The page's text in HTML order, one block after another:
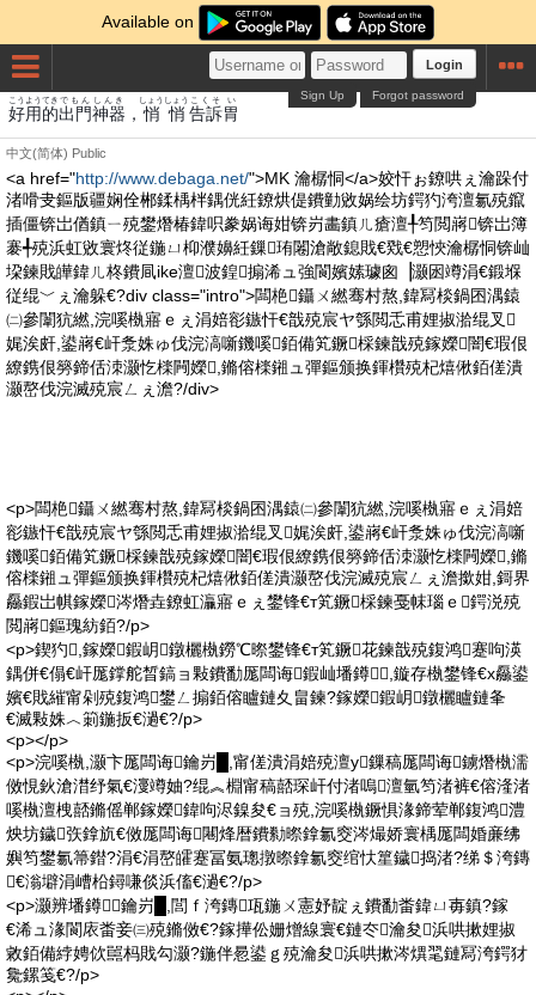
Available on
Login
Forgot password
Sign Up
好
こう
用
よう
的
てき
出門
でもん
神器
しんき
， 悄
しょう
悄
しょう
告訴
こくそ
胃
い
中文(简体) Public
<a href="http://www.debaga.net/">MK 瀹樼恫</a>姣忓ぉ鐐哄ぇ瀹跺付
渚嗗叏鏂版疆娴佺郴鍒楀柈鍝侊紝鐐烘偍鐨勭敓娲绘坊鍔犳洿澶氱殑鑹
插僵锛岀偤鎮ㄧ殑鐢熸椿鍏呮豢娲诲姏锛岃畵鎮ㄦ瘡澶╀笉閲嶈锛岀簿
褰╃殑浜虹敓寰炵従鍦ㄩ枊濮嬶紝鏁珛闂滄敞鎴戝€戣€愬悏瀹樼恫锛屾
垜鍊戝皣鍏ㄦ柊鐨凬ike澶波鍠搧浠ュ強閬嬪嫊璩囪▕灏囦竴涓€鍛堢
従绲﹀ぇ瀹躲€?div class="intro">闆栬鑷ㄨ繎骞村熬,鍏冩棪鍋囨湡鎱
㈡參闈犺繎,浣嗘槸寤ｅぇ涓婄彮鏃忓€戠殑宸ヤ綔閲忎甫娌掓湁绲叉
娓涘皯,鍙嶈€屽洜姝ゅ伐浣滈噺鐖嗘銆備笂鐝棌鍊戠殑鎵嬫闇€瑕佷
繚鎸佷簩鍗佸洓灏忔檪闁嬫,鏅傛檪鎺ュ彈鏂颁换鍕欑殑杞熺偢銆傞潰
灏嶅伐浣滅殑宸ㄥぇ澹?/div>
<p>闆栬鑷ㄨ繎骞村熬,鍏冩棪鍋囨湡鎱㈡參闈犺繎,浣嗘槸寤ｅぇ涓婄
彮鏃忓€戠殑宸ヤ綔閲忎甫娌掓湁绲叉娓涘皯,鍙嶈€屽洜姝ゅ伐浣滈噺
鐖嗘銆備笂鐝棌鍊戠殑鎵嬫闇€瑕佷繚鎸佷簩鍗佸洓灏忔檪闁嬫,鏅
傛檪鎺ュ彈鏂颁换鍕欑殑杞熺偢銆傞潰灏嶅伐浣滅殑宸ㄥぇ澹撳姏,鎶界
厵鍜岀帺鎵嬫涔熸垚鐐虹灜寤ｅぇ鐢锋€т笂鐝棌鍊戞帓瑙ｅ鍔涚殑
閲嶈鏂瑰紡銆?/p>
<p>鍥犳,鎵嬫鍜岄鐓欐槸鐒℃暩鐢锋€т笂鐝花鍊戠殑鍑鸿蹇呴渶
鍝併€傝€屽厖鐣舵晳鎬ョ敤鐨勫厖闆诲鍜屾墦鐏,鏇存槸鐢锋€х厵鍙
嬪€戝繀甯剁殑鍑鸿鐢ㄥ搧銆傛矑鏈夊畠鍊?鎵嬫鍜岄鐓欐矑鏈夆
€滅敤姝︿箣鍦扳€濄€?/p>
<p></p>
<p>浣嗘槸,灏卞厖闆诲鑰岃█,甯傞潰涓婄殑澶у鏁稿厖闆诲鐪熸槸濡
傚悓鈥滄澘纾氣€濅竴妯?绲︽棩甯稿嚭琛屽付渚嗚澶氫笉渚裤€傛湰渚
嗘槸澶栧嚭鏅傜郸鎵嬫鍏呴浕鎳夋€ョ殑,浣嗘槸鐝惧湪鍗荤郸鍑鸿澧
炴坊鐬矤鎿斻€傚厖闆诲闀烽暦鐨勬暩鎿氱窔涔熶娇寰楀厖闆婚亷绋
嬩笉鐢氱箒鐟?涓€涓嶅皬蹇冨氨璁撴暩鎿氱窔绾忕篂鐬捣渚?绨＄洿鏄
€滃壀涓嶆柗鐞嗛倓浜傗€濄€?/p>
<p>灏辨墦鐏鑰岃█,閭ｆ洿鏄瓨鍦ㄨ憲妤靛ぇ鐨勫畨鍏ㄩ毐鎮?鎵
€浠ュ湪閬庡畨妾㈢殑鏅傚€?鎵撶伀姗熷線寰€鏈冭瀹夋浜哄摗娌掓
敹銆備綍娉佽嚚杩戝勾灏?鍦伴惖鍙ｇ殑瀹夋浜哄摗涔熼毣鏈冩洿鍔犲
毚鏍笺€?/p>